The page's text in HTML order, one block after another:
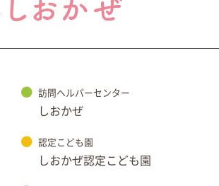
訪問ヘルパーセンター
しおかぜ
認定こども園
しおかぜ認定こども園